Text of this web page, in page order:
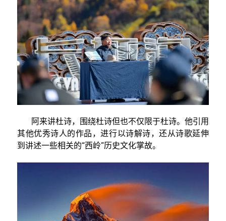
阿来讲杜诗，围绕杜诗但也不仅限于杜诗。他引用
其他优秀诗人的作品，进行以诗解诗，还从诗歌延伸
到讲述一些相关的“西岭”历史文化掌故。